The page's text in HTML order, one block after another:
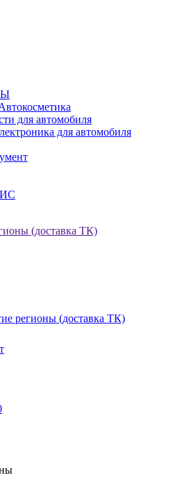
для автомобиля
для автомобиля
(доставка ТК)
регионы (доставка ТК)